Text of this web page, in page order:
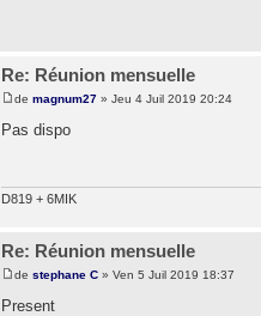
Re: Réunion mensuelle
demagnum27 » Jeu 4 Juil 2019 20:24
Pas dispo
D819 + 6MIK
Re: Réunion mensuelle
destephane C » Ven 5 Juil 2019 18:37
Present